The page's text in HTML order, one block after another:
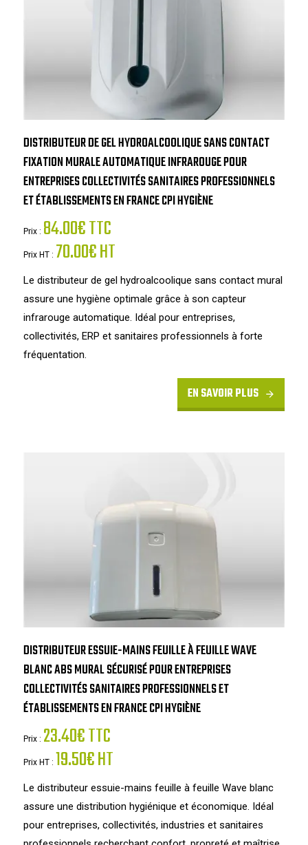
DISTRIBUTEUR DE GEL HYDROALCOOLIQUE SANS CONTACT
FIXATION MURALE AUTOMATIQUE INFRAROUGE POUR
ENTREPRISES COLLECTIVITÉS SANITAIRES PROFESSIONNELS
ET ÉTABLISSEMENTS EN FRANCE CPI HYGIÈNE
Prix : 84.00€ TTC
Prix HT : 70.00€ HT
Le distributeur de gel hydroalcoolique sans contact mural
assure une hygiène optimale grâce à son capteur
infrarouge automatique. Idéal pour entreprises,
collectivités, ERP et sanitaires professionnels à forte
fréquentation.
EN SAVOIR PLUS
DISTRIBUTEUR ESSUIE-MAINS FEUILLE À FEUILLE WAVE
BLANC ABS MURAL SÉCURISÉ POUR ENTREPRISES
COLLECTIVITÉS SANITAIRES PROFESSIONNELS ET
ÉTABLISSEMENTS EN FRANCE CPI HYGIÈNE
Prix : 23.40€ TTC
Prix HT : 19.50€ HT
Le distributeur essuie-mains feuille à feuille Wave blanc
assure une distribution hygiénique et économique. Idéal
pour entreprises, collectivités, industries et sanitaires